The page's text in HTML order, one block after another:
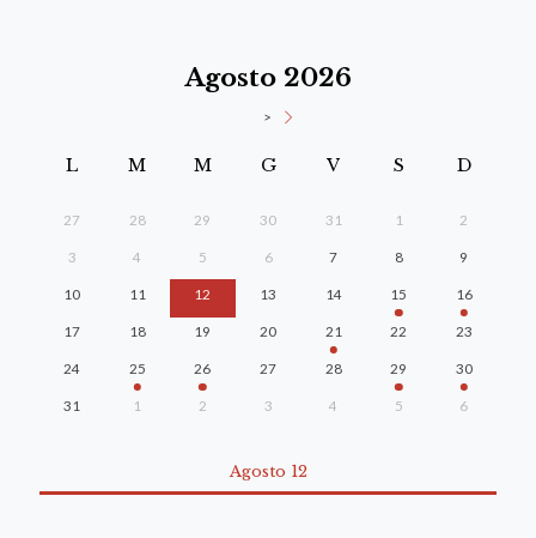
Agosto 2026
>
L M M G V S D
27 28 29 30 31 1 2
3 4 5 6 7 8 9
10 11 12 13 14 15 16
17 18 19 20 21 22 23
24 25 26 27 28 29 30
31 1 2 3 4 5 6
Agosto 12